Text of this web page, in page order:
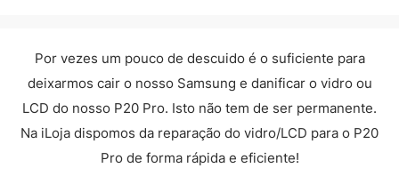
Por vezes um pouco de descuido é o suficiente para
deixarmos cair o nosso Samsung e danificar o vidro ou
LCD do nosso P20 Pro. Isto não tem de ser permanente.
Na iLoja dispomos da reparação do vidro/LCD para o P20
Pro de forma rápida e eficiente!